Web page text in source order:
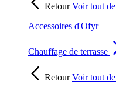
RetourVoir tout de
Accessoires d'Ofyr
Chauffage de terrasse
RetourVoir tout de